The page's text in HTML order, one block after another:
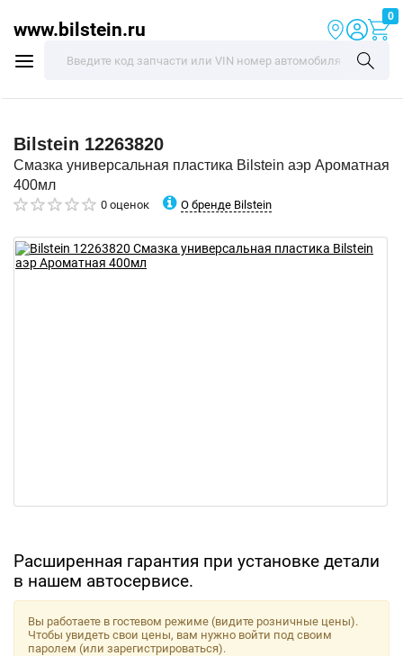
www.bilstein.ru
0
Bilstein 12263820
Смазка универсальная пластика Bilstein аэр Ароматная
400мл
0 оценок О бренде Bilstein
Расширенная гарантия при установке детали
в нашем автосервисе.
Вы работаете в гостевом режиме (видите розничные цены).
Чтобы увидеть свои цены, вам нужно войти под своим
паролем (или зарегистрироваться).